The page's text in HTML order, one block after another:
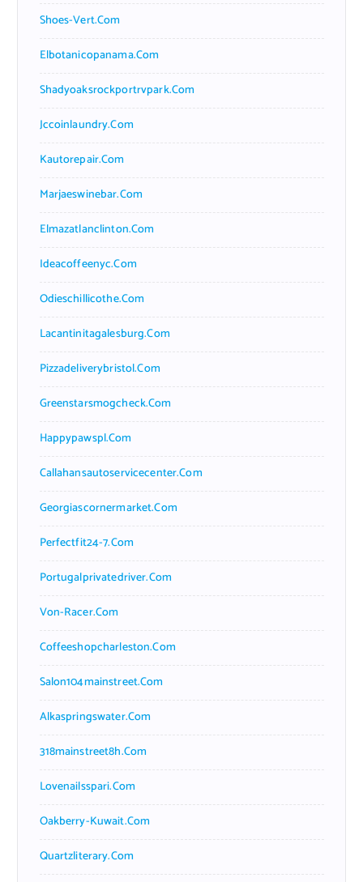
Shoes-Vert.com
Elbotanicopanama.com
Shadyoaksrockportrvpark.com
Jccoinlaundry.com
Kautorepair.com
Marjaeswinebar.com
Elmazatlanclinton.com
Ideacoffeenyc.com
Odieschillicothe.com
Lacantinitagalesburg.com
Pizzadeliverybristol.com
Greenstarsmogcheck.com
Happypawspl.com
Callahansautoservicecenter.com
Georgiascornermarket.com
Perfectfit24-7.com
Portugalprivatedriver.com
Von-Racer.com
Coffeeshopcharleston.com
Salon104mainstreet.com
Alkaspringswater.com
318mainstreet8h.com
Lovenailsspari.com
Oakberry-Kuwait.com
Quartzliterary.com